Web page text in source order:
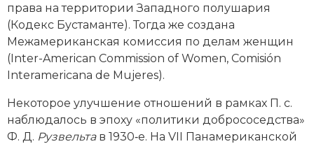
Политическая история
Революции и народные движения
Религия и церковь
Россия
Северная Америка
права на территории Западного полушария
(Кодекс Бустаманте). Тогда же создана
Межамериканская комиссия по делам женщин
(Inter-­American Commission of Women, Comisión
Interamericana de Mujeres).
Некоторое улучшение отношений в рамках П. с.
наблюдалось в эпоху «политики добрососедства»
Ф. Д. Рузвельтав 1930‑е. На VII Панамериканской